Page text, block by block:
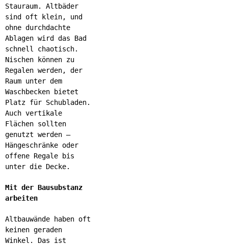
Stauraum. Altbäder
sind oft klein, und
ohne durchdachte
Ablagen wird das Bad
schnell chaotisch.
Nischen können zu
Regalen werden, der
Raum unter dem
Waschbecken bietet
Platz für Schubladen.
Auch vertikale
Flächen sollten
genutzt werden –
Hängeschränke oder
offene Regale bis
unter die Decke.
Mit der Bausubstanz
arbeiten
Altbauwände haben oft
keinen geraden
Winkel. Das ist